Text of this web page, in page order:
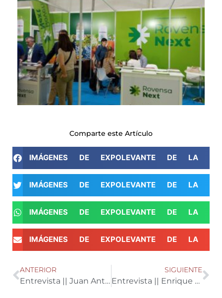
Comparte este Artículo
IMÁGENES DE EXPOLEVANTE DE LA
IMÁGENES DE EXPOLEVANTE DE LA
IMÁGENES DE EXPOLEVANTE DE LA
IMÁGENES DE EXPOLEVANTE DE LA
ANTERIOR
Entrevista || Juan Antonio González, presidente de Vicasol y Coexphal
SIGUIENTE
Entrevista || Enrique Tara, Gerente Green Plas